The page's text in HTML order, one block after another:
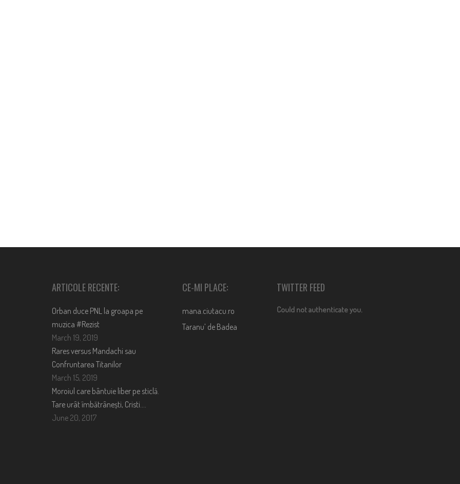
ARTICOLE RECENTE:
Orban duce PNL la groapa pe
muzica #Rezist
March 19, 2019
Rares versus Mandachi sau
Confruntarea Titanilor
March 15, 2019
Moroiul care bântuie liber pe sticlă.
Tare urât îmbătrânești, Cristi….
June 20, 2017
CE-MI PLACE:
mana.ciutacu.ro
Taranu’ de Badea
TWITTER FEED
Could not authenticate you.